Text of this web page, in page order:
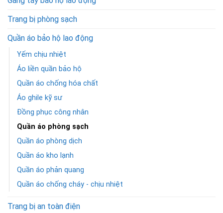
Trang bị phòng sạch
Quần áo bảo hộ lao động
Yếm chịu nhiệt
Áo liền quần bảo hộ
Quần áo chống hóa chất
Áo ghile kỹ sư
Đồng phục công nhân
Quần áo phòng sạch
Quần áo phòng dịch
Quần áo kho lạnh
Quần áo phản quang
Quần áo chống cháy - chịu nhiệt
Trang bị an toàn điện